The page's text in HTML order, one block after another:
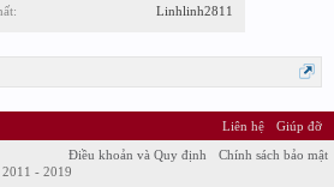
Linhlinh2811
Liên hệ
Giúp đỡ
Điều khoản và Quy định
Chính sách bảo mật
- 2019